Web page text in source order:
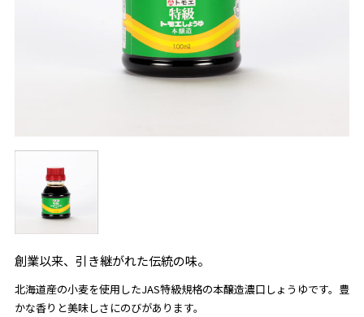
創業以来、引き継がれた伝統の味。
北海道産の小麦を使用したJAS特級規格の本醸造濃口しょうゆです。豊
かな香りと美味しさにのびがあります。